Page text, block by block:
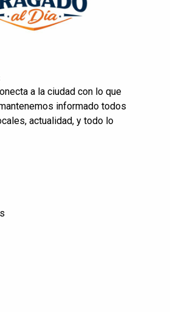
a la ciudad con lo que
informado todos
actualidad, y todo lo